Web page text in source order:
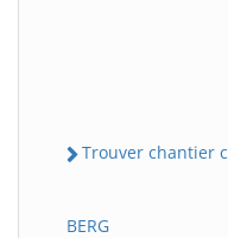
Trouver chantier
BERG